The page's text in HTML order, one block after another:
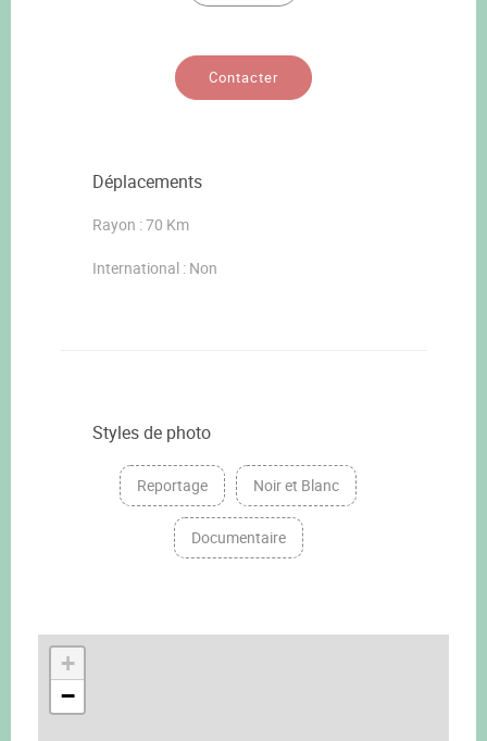
Contacter
Déplacements
Rayon : 70 Km
International : Non
Styles de photo
Reportage Noir et Blanc
Documentaire
+
−